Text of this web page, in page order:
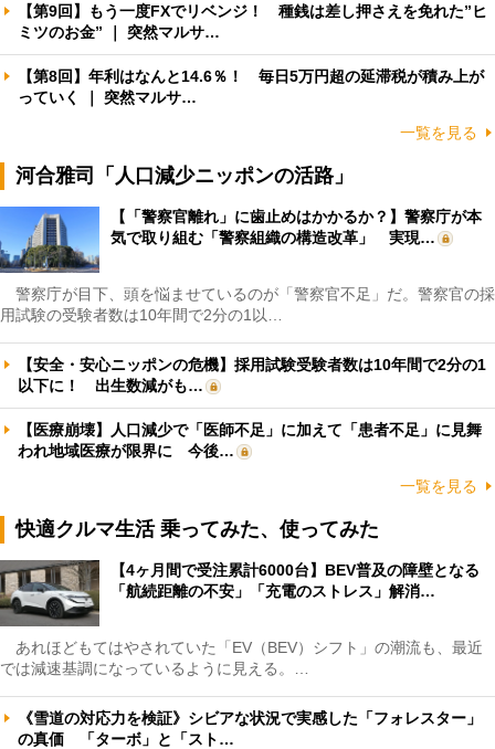
【第9回】もう一度FXでリベンジ！ 種銭は差し押さえを免れた”ヒ
ミツのお金” ｜ 突然マルサ…
【第8回】年利はなんと14.6％！ 毎日5万円超の延滞税が積み上が
っていく ｜ 突然マルサ…
一覧を見る
河合雅司「人口減少ニッポンの活路」
【「警察官離れ」に歯止めはかかるか？】警察庁が本
気で取り組む「警察組織の構造改革」 実現…
警察庁が目下、頭を悩ませているのが「警察官不足」だ。警察官の採
用試験の受験者数は10年間で2分の1以…
【安全・安心ニッポンの危機】採用試験受験者数は10年間で2分の1
以下に！ 出生数減がも…
【医療崩壊】人口減少で「医師不足」に加えて「患者不足」に見舞
われ地域医療が限界に 今後…
一覧を見る
快適クルマ生活 乗ってみた、使ってみた
【4ヶ月間で受注累計6000台】BEV普及の障壁となる
「航続距離の不安」「充電のストレス」解消…
あれほどもてはやされていた「EV（BEV）シフト」の潮流も、最近
では減速基調になっているように見える。…
《雪道の対応力を検証》シビアな状況で実感した「フォレスター」
の真価 「ターボ」と「スト…